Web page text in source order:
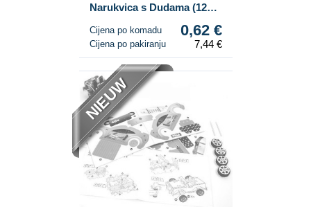
Narukvica s Dudama (12
Cijena po komadu 0,62 €
Cijena po pakiranju 7,44 €
NIEUW